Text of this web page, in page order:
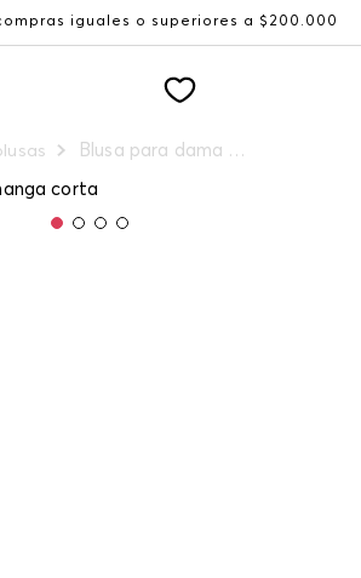
compras iguales o superiores a $200.000
Blusa para dama manga corta